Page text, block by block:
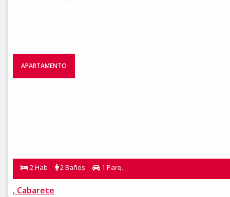
APARTAMENTO
2 Hab 2 Baños 1 Parq.
, Cabarete